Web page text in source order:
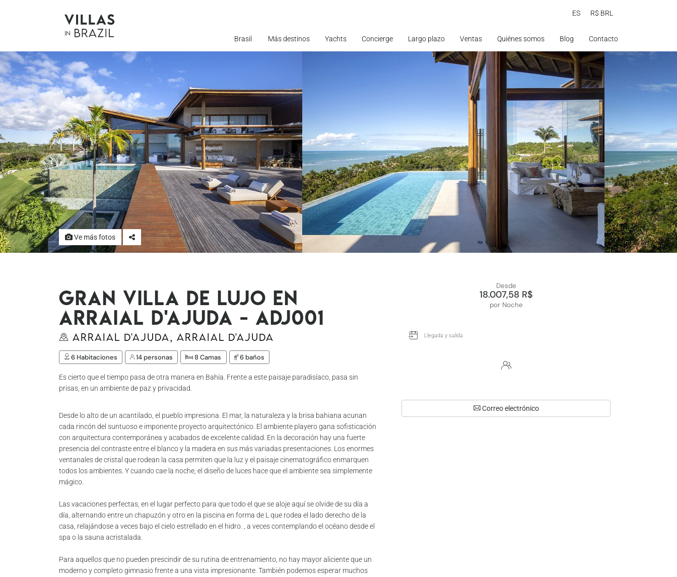
ES R$ BRL
Brasil Más destinos Yachts Concierge Largo plazo Ventas Quiénes somos Blog Contacto
Ve más fotos
Gran villa de lujo en
Arraial D'ajuda - Adj001
Arraial D'Ajuda, Arraial D'Ajuda
6 Habitaciones 14 personas 8 Camas 6 baños
Es cierto que el tiempo pasa de otra manera en Bahía. Frente a este paisaje paradisíaco, pasa sin
prisas, en un ambiente de paz y privacidad.
Desde lo alto de un acantilado, el pueblo impresiona. El mar, la naturaleza y la brisa bahiana acunan
cada rincón del suntuoso e imponente proyecto arquitectónico. El ambiente playero gana sofisticación
con arquitectura contemporánea y acabados de excelente calidad. En la decoración hay una fuerte
presencia del contraste entre el blanco y la madera en sus más variadas presentaciones. Los enormes
ventanales de cristal que rodean la casa permiten que la luz y el paisaje cinematográfico enmarquen
todos los ambientes. Y cuando cae la noche, el diseño de luces hace que el ambiente sea simplemente
mágico.
Las vacaciones perfectas, en el lugar perfecto para que todo el que se aloje aquí se olvide de su día a
día, alternando entre un chapuzón y otro en la piscina en forma de L que rodea el lado derecho de la
casa, relajándose a veces bajo el cielo estrellado en el hidro. , a veces contemplando el océano desde el
spa o la sauna acristalada.
Para aquellos que no pueden prescindir de su rutina de entrenamiento, no hay mayor aliciente que un
moderno y completo gimnasio frente a una vista impresionante. También podemos esperar muchos
Desde
18.007,58 R$
por Noche
Correo electrónico